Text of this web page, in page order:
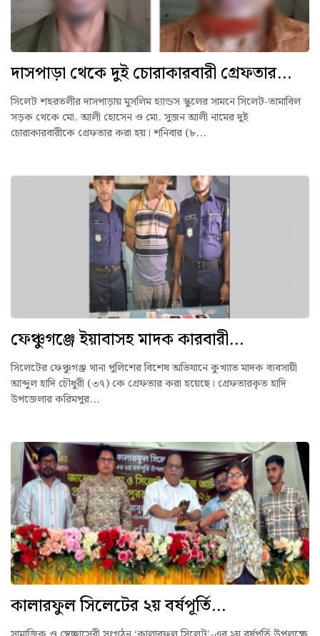
দাসপাড়া থেকে দুই চোরাকারবারী গ্রেফতার...
সিলেট শহরতলীর দাসপাড়ায় মুসলিম হ্যান্ডস স্কুলের সামনে সিলেট-তামাবিল
সড়ক থেকে মো. আলী হোসেন ও মো. সুজন আলী নামের দুই
চোরাকারবারীকে গ্রেফতার করা হয়। শনিবার (৮...
ফেঞ্চুগঞ্জে ইয়াবাসহ মাদক কারবারী...
সিলেটের ফেঞ্চুগঞ্জ থানা পুলিশের বিশেষ অভিযানে কুখ্যাত মাদক ব্যবসায়ী
আব্দুল হাদি চৌধুরী (৩৭) কে গ্রেফতার করা হয়েছে। গ্রেফতারকৃত হাদি
উপজেলার করিমপুর...
কালারফুল সিলেটের ২য় বর্ষপূর্তি...